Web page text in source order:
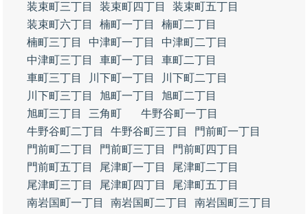
装束町三丁目
装束町四丁目
装束町五丁目
装束町六丁目
楠町一丁目
楠町二丁目
楠町三丁目
中津町一丁目
中津町二丁目
中津町三丁目
車町一丁目
車町二丁目
車町三丁目
川下町一丁目
川下町二丁目
川下町三丁目
旭町一丁目
旭町二丁目
旭町三丁目
三角町
牛野谷町一丁目
牛野谷町二丁目
牛野谷町三丁目
門前町一丁目
門前町二丁目
門前町三丁目
門前町四丁目
門前町五丁目
尾津町一丁目
尾津町二丁目
尾津町三丁目
尾津町四丁目
尾津町五丁目
南岩国町一丁目
南岩国町二丁目
南岩国町三丁目